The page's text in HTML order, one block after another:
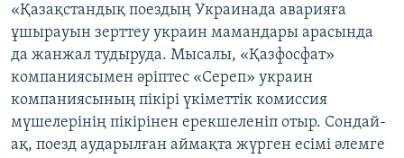
«Қазақстандық поездың Украинада аварияға
ұшырауын зерттеу украин мамандары арасында
да жанжал тудыруда. Мысалы, «Қазфосфат»
компаниясымен әріптес «Сереп» украин
компаниясының пікірі үкіметтік комиссия
мүшелерінің пікірінен ерекшеленіп отыр. Сондай-
ақ, поезд аударылған аймақта жүрген есімі әлемге